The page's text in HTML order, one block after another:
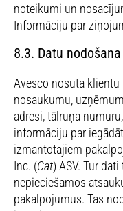
noteikumi un
Informāciju par
8.3. Datu
Avesco nosūta
nosaukumu,
adresi, tālruņa
informāciju par
izmantotajiem
Inc. (Cat) ASV. Tur
nepieciešamos
pakalpojumus. Tas